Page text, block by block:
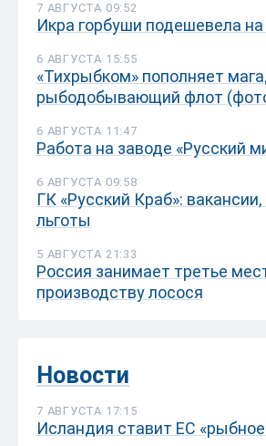
7 АВГУСТА 09:52
Икра горбуши подешевела на
6 АВГУСТА 15:55
«Тихрыбком» пополняет
рыбодобывающий флот
6 АВГУСТА 11:47
Работа на заводе «Русский
6 АВГУСТА 09:58
ГК «Русский Краб»:
льготы
5 АВГУСТА 21:33
Россия занимает третье
производству лосося
Новости
7 АВГУСТА 17:15
Исландия ставит ЕС